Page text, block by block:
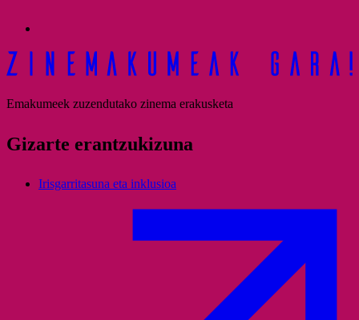
Emakumeek zuzendutako zinema erakusketa
Gizarte erantzukizuna
Irisgarritasuna eta inklusioa